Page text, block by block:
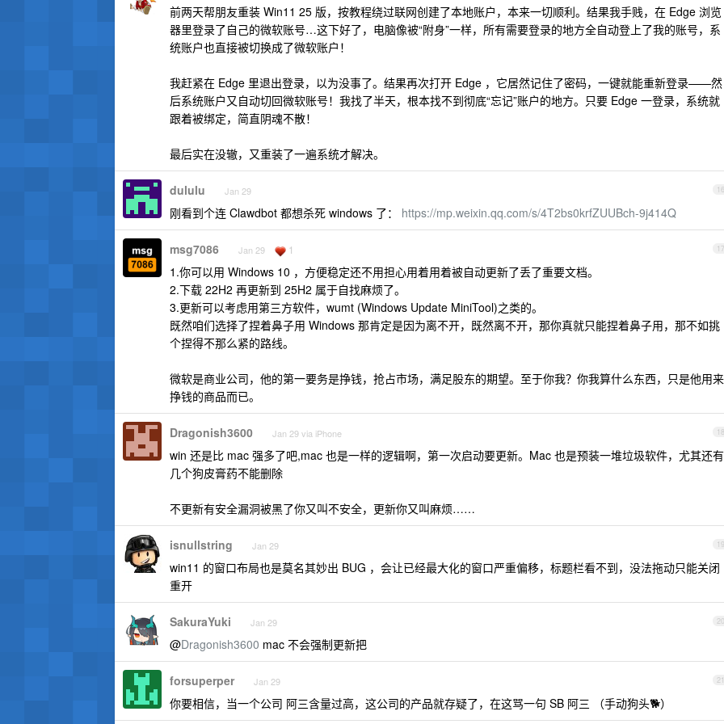
前两天帮朋友重装 Win11 25 版，按教程绕过联网创建了本地账户，本来一切顺利。结果我手贱，在 Edge 浏览
器里登录了自己的微软账号…这下好了，电脑像被“附身”一样，所有需要登录的地方全自动登上了我的账号，系
统账户也直接被切换成了微软账户！
我赶紧在 Edge 里退出登录，以为没事了。结果再次打开 Edge ，它居然记住了密码，一键就能重新登录——然
后系统账户又自动切回微软账号！我找了半天，根本找不到彻底“忘记”账户的地方。只要 Edge 一登录，系统就
跟着被绑定，简直阴魂不散！
最后实在没辙，又重装了一遍系统才解决。
16
dululu Jan 29
刚看到个连 Clawdbot 都想杀死 windows 了： https://mp.weixin.qq.com/s/4T2bs0krfZUUBch-9j414Q
17
msg7086 Jan 29 1
1.你可以用 Windows 10 ，方便稳定还不用担心用着用着被自动更新了丢了重要文档。
2.下载 22H2 再更新到 25H2 属于自找麻烦了。
3.更新可以考虑用第三方软件，wumt (Windows Update MiniTool)之类的。
既然咱们选择了捏着鼻子用 Windows 那肯定是因为离不开，既然离不开，那你真就只能捏着鼻子用，那不如挑
个捏得不那么紧的路线。
微软是商业公司，他的第一要务是挣钱，抢占市场，满足股东的期望。至于你我？你我算什么东西，只是他用来
挣钱的商品而已。
18
Dragonish3600 Jan 29 via iPhone
win 还是比 mac 强多了吧,mac 也是一样的逻辑啊，第一次启动要更新。Mac 也是预装一堆垃圾软件，尤其还有
几个狗皮膏药不能删除
不更新有安全漏洞被黑了你又叫不安全，更新你又叫麻烦……
19
isnullstring Jan 29
win11 的窗口布局也是莫名其妙出 BUG ，会让已经最大化的窗口严重偏移，标题栏看不到，没法拖动只能关闭
重开
20
SakuraYuki Jan 29
@Dragonish3600 mac 不会强制更新把
21
forsuperper Jan 29
你要相信，当一个公司 阿三含量过高，这公司的产品就存疑了，在这骂一句 SB 阿三 （手动狗头🐕）